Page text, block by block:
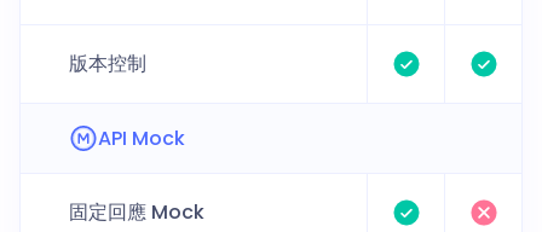
版本控制
API Mock
固定回應 Mock